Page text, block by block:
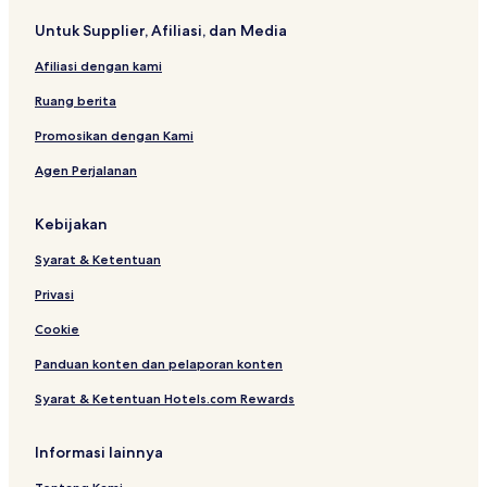
t
c
s
s
M
R
A
y
H
G
a
2
Z
o
n
A
n
a
m
Untuk Supplier, Afiliasi, dan Media
Afiliasi dengan kami
Ruang berita
Promosikan dengan Kami
Agen Perjalanan
Kebijakan
Syarat & Ketentuan
Privasi
Cookie
Panduan konten dan pelaporan konten
Syarat & Ketentuan Hotels.com Rewards
Informasi lainnya